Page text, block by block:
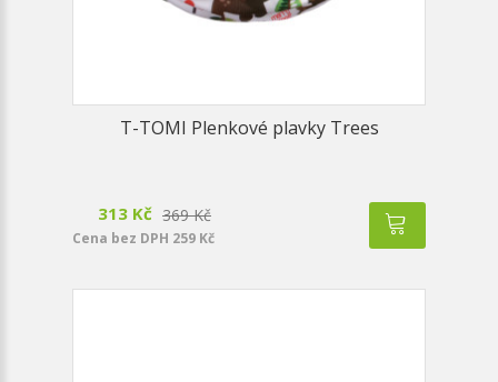
T-TOMI Plenkové plavky Trees
313 Kč 369 Kč
Cena bez DPH 259 Kč